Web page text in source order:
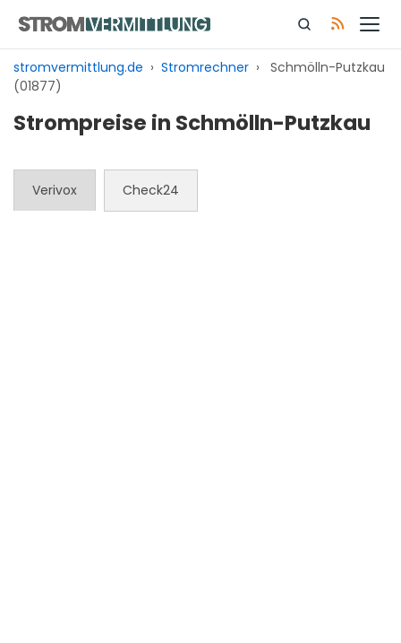
Inhalt
springen
stromvermittlung.de › Stromrechner › Schmölln-Putzkau
(01877)
Strompreise in Schmölln-Putzkau
Verivox Check24